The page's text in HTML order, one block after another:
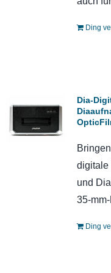
Ding
Dia-
digitale
und
35-
Ding